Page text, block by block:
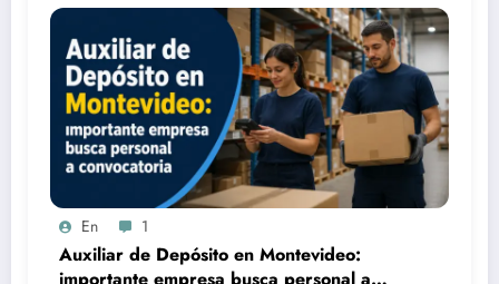
En 1
Auxiliar de Depósito en Montevideo:
importante empresa busca personal a